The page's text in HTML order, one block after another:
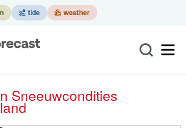
Sneeuwcondities